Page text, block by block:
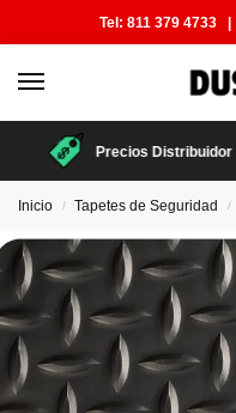
Tel: 811 379 4733 |
Precios Distribuidor
Inicio / Tapetes de Seguridad /